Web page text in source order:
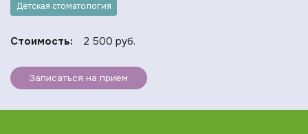
Детская стоматология
Стоимость: 2 500 руб.
Записаться на прием